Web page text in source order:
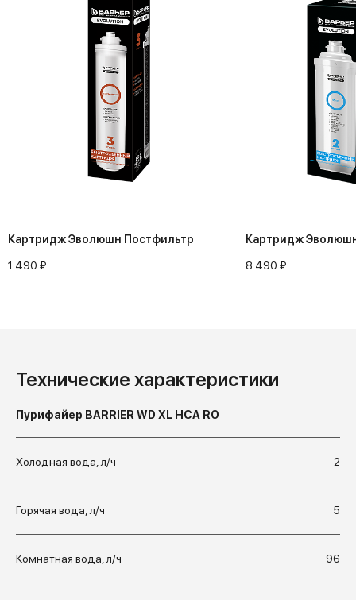
Картридж Эволюшн Постфильтр
1 490 ₽
Картридж
8 490 ₽
Технические характеристики
Пурифайер BARRIER WD XL HCA RO
Холодная вода, л/ч 2
Горячая вода, л/ч 5
Комнатная вода, л/ч 96